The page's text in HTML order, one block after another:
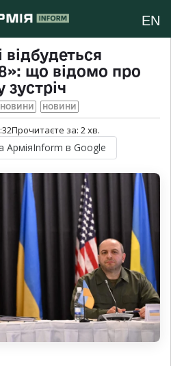
EN
відбудеться
що відомо про
зустріч
НОВИНИ
Прочитаєте за: 2хв.
АрміяInform в Google